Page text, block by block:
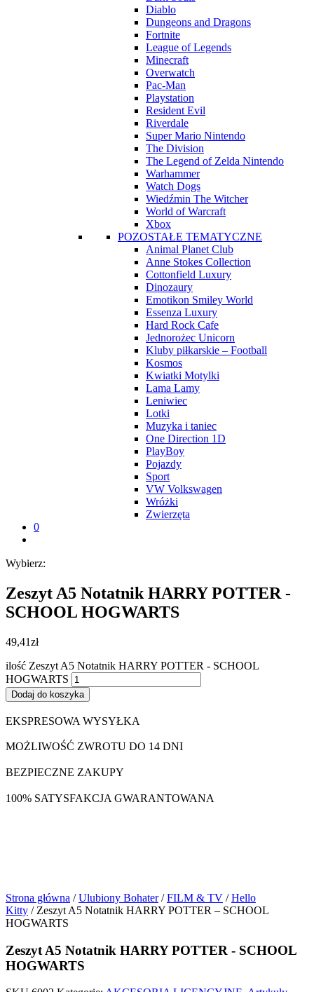
Diablo
Dungeons and Dragons
Fortnite
League of Legends
Minecraft
Overwatch
Pac-Man
Playstation
Resident Evil
Riverdale
Super Mario Nintendo
The Division
The Legend of Zelda Nintendo
Warhammer
Watch Dogs
Wiedźmin The Witcher
World of Warcraft
Xbox
POZOSTAŁE TEMATYCZNE
Animal Planet Club
Anne Stokes Collection
Cottonfield Luxury
Dinozaury
Emotikon Smiley World
Essenza Luxury
Hard Rock Cafe
Jednorożec Unicorn
Kluby piłkarskie – Football
Kosmos
Kwiatki Motylki
Lama Lamy
Leniwiec
Lotki
Muzyka i taniec
One Direction 1D
PlayBoy
Pojazdy
Sport
VW Volkswagen
Wróżki
Zwierzęta
0
Wybierz:
Zeszyt A5 Notatnik HARRY POTTER -
SCHOOL HOGWARTS
49,41zł
ilość Zeszyt A5 Notatnik HARRY POTTER - SCHOOL
HOGWARTS
Dodaj do koszyka
EKSPRESOWA WYSYŁKA
MOŻLIWOŚĆ ZWROTU DO 14 DNI
BEZPIECZNE ZAKUPY
100% SATYSFAKCJA GWARANTOWANA
Strona główna /Ulubiony Bohater/FILM & TV /Hello
Kitty / Zeszyt A5 Notatnik HARRY POTTER – SCHOOL
HOGWARTS
Zeszyt A5 Notatnik HARRY POTTER - SCHOOL
HOGWARTS